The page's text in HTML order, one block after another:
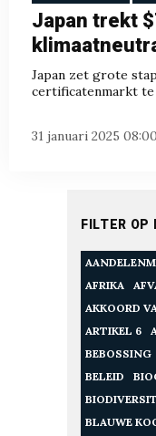
Japan trekt
Japan zet grote
certificatenmarkt te
31 januari 2025
FILTER OP
AFRIKA
AKKOORD
ARTIKEL 6
BEBOSSING
BELEID
BLAUWE